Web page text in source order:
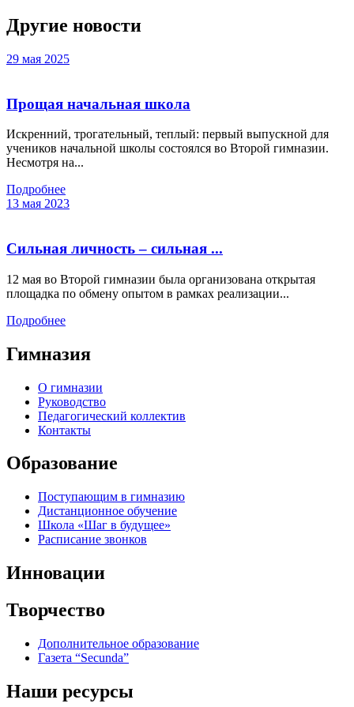
Другие новости
29 мая 2025
Прощая начальная школа
Искренний, трогательный, теплый: первый выпускной для
учеников начальной школы состоялся во Второй гимназии.
Несмотря на...
Подробнее
13 мая 2023
Сильная личность – сильная ...
12 мая во Второй гимназии была организована открытая
площадка по обмену опытом в рамках реализации...
Подробнее
Гимназия
О гимназии
Руководство
Педагогический коллектив
Контакты
Образование
Поступающим в гимназию
Дистанционное обучение
Школа «Шаг в будущее»
Расписание звонков
Инновации
Творчество
Дополнительное образование
Газета “Secunda”
Наши ресурсы